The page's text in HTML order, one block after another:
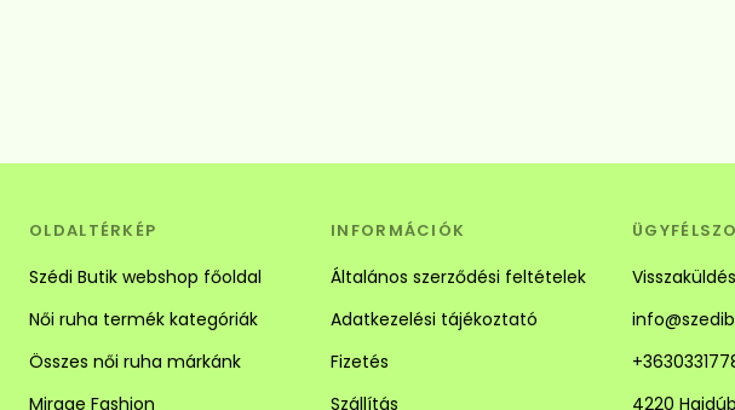
OLDALTÉRKÉP
Szédi Butik webshop főoldal
Női ruha termék kategóriák
Összes női ruha márkánk
Mirage Fashion
INFORMÁCIÓK
Általános szerződési feltételek
Adatkezelési tájékoztató
Fizetés
Szállítás
4220